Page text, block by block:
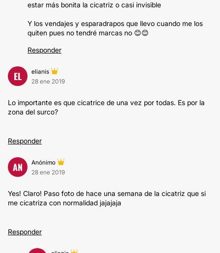
estar más bonita la cicatriz o casi invisible
Y los vendajes y esparadrapos que llevo cuando me los
quiten pues no tendré marcas no 😊😊
Responder
EL
elianis
28 ene 2019
Lo importante es que cicatrice de una vez por todas. Es por la
zona del surco?
Responder
AN
Anónimo
28 ene 2019
Yes! Claro! Paso foto de hace una semana de la cicatriz que si
me cicatriza con normalidad jajajaja
Responder